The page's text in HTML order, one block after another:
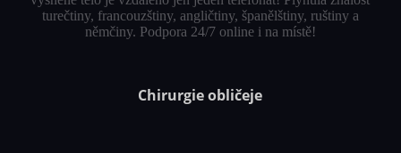
turečtiny, francouzštiny, angličtiny, španělštiny, ruštiny a
němčiny. Podpora 24/7 online i na místě!
Chirurgie obličeje